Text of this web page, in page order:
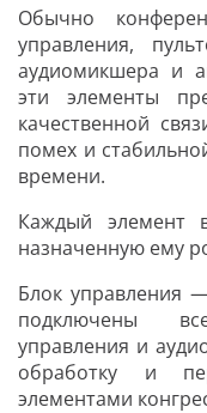
Обычно
управления,
аудиомикшера и
эти элементы
качественной
помех и
времени.
Каждый элемент
назначенную ему
Блок управления
подключены
управления и
обработку и
элементами